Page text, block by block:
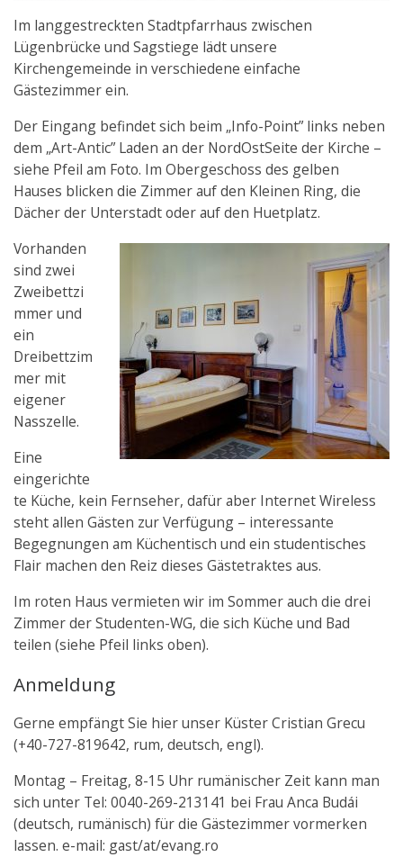
Im langgestreckten Stadtpfarrhaus zwischen
Lügenbrücke und Sagstiege lädt unsere
Kirchengemeinde in verschiedene einfache
Gästezimmer ein.
Der Eingang befindet sich beim „Info-Point” links neben
dem „Art-Antic” Laden an der NordOstSeite der Kirche –
siehe Pfeil am Foto. Im Obergeschoss des gelben
Hauses blicken die Zimmer auf den Kleinen Ring, die
Dächer der Unterstadt oder auf den Huetplatz.
Vorhanden
sind zwei
Zweibettzi
mmer und
ein
Dreibettzim
mer mit
eigener
Nasszelle.
Eine
eingerichte
te Küche, kein Fernseher, dafür aber Internet Wireless
steht allen Gästen zur Verfügung – interessante
Begegnungen am Küchentisch und ein studentisches
Flair machen den Reiz dieses Gästetraktes aus.
Im roten Haus vermieten wir im Sommer auch die drei
Zimmer der Studenten-WG, die sich Küche und Bad
teilen (siehe Pfeil links oben).
Anmeldung
Gerne empfängt Sie hier unser Küster Cristian Grecu
(+40-727-819642, rum, deutsch, engl).
Montag – Freitag, 8-15 Uhr rumänischer Zeit kann man
sich unter Tel: 0040-269-213141 bei Frau Anca Budái
(deutsch, rumänisch) für die Gästezimmer vormerken
lassen. e-mail: gast/at/evang.ro